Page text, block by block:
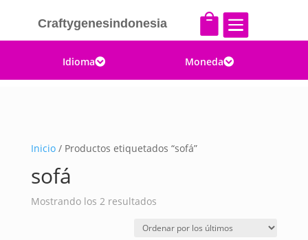
Craftygenesindonesia  
Idioma Moneda
Inicio/ Productos etiquetados “sofá”
sofá
Mostrando los 2 resultadosOrdenado
los